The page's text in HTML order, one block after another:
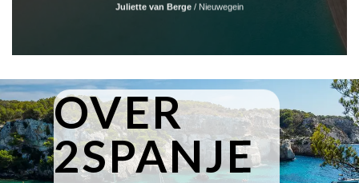
Juliette van Berge / Nieuwegein
OVER
2SPANJE